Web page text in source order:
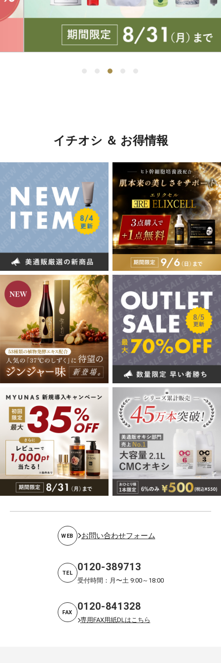
イチオシ ＆ お得情報
WEB お問い合わせフォーム
TEL 0120-389713
受付時間：月〜土 9:00～18:00
FAX 0120-841328
専用FAX用紙DLはこちら